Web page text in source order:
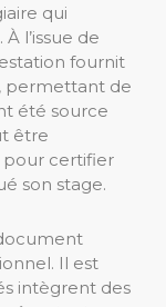
qui
l’issue de
fournit
permettant de
été source
être
pour certifier
son stage.
Il est
intègrent des